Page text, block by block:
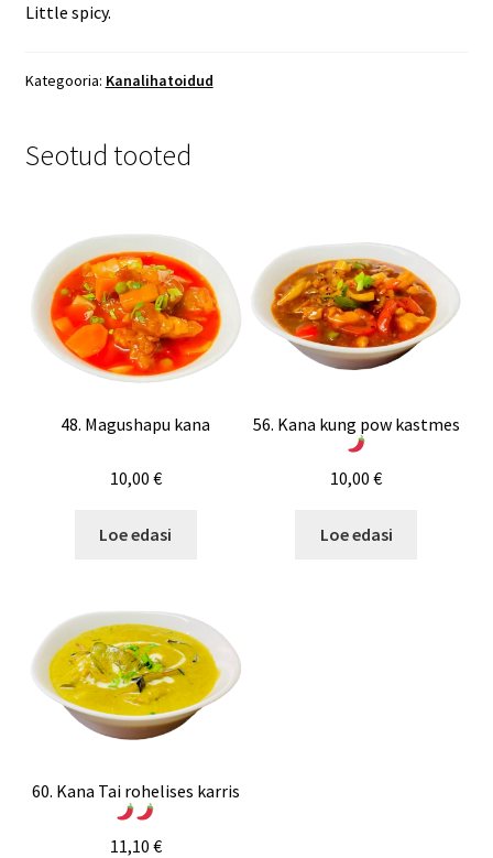
Little spicy.
Kategooria: Kanalihatoidud
Seotud tooted
48. Magushapu kana
10,00 €
Loe edasi
56. Kana kung pow kastmes
10,00€
Loe edasi
60. Kana Tai rohelises karris
11,10 €